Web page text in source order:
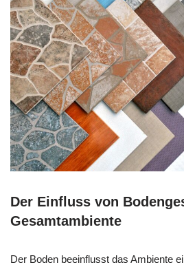
Der Einfluss von
Gesamtambiente
Der Boden beeinflusst das Ambiente